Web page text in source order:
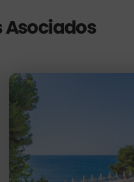
Asociados